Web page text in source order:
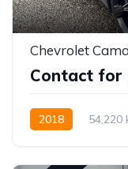
Chevrolet
Contact for
2018 54,220